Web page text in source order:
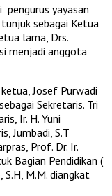
pengurus yayasan
sebagai Ketua
lama, Drs.
menjadi anggota
Josef Purwadi
Sekretaris. Tri
Ir. H. Yuni
Jumbadi, S.T
Prof. Dr. Ir.
Bagian Pendidikan (
M.M. diangkat